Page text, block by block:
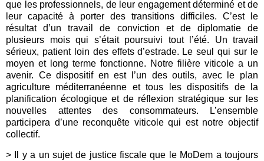
que les professionnels, de leur engagement déterminé et de
leur capacité à porter des transitions difficiles. C’est le
résultat d’un travail de conviction et de diplomatie de
plusieurs mois qui s’était poursuivi tout l’été. Un travail
sérieux, patient loin des effets d’estrade. Le seul qui sur le
moyen et long terme fonctionne. Notre filière viticole a un
avenir. Ce dispositif en est l’un des outils, avec le plan
agriculture méditerranéenne et tous les dispositifs de la
planification écologique et de réflexion stratégique sur les
nouvelles attentes des consommateurs. L’ensemble
participera d’une reconquête viticole qui est notre objectif
collectif.
> Il y a un sujet de justice fiscale que le MoDem a toujours